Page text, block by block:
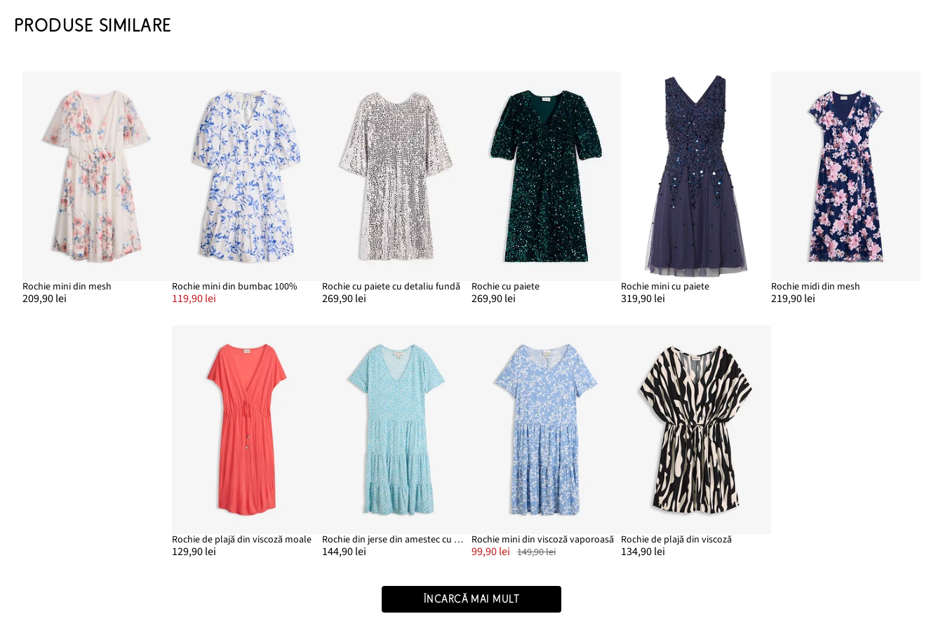
PRODUSE SIMILARE
Rochie mini din mesh
209,90 lei
Rochie mini din bumbac 100%
119,90 lei
Rochie cu paiete cu detaliu fundă
269,90 lei
Rochie cu paiete
269,90 lei
Rochie mini cu paiete
319,90 lei
Rochie midi din mesh
219,90 lei
Rochie de plajă din viscoză moale
129,90 lei
Rochie din jerse din amestec cu viscoză
144,90 lei
Rochie mini din viscoză vaporoasă
99,90 lei 149,90 lei
Rochie de plajă din viscoză
134,90 lei
ÎNCARCĂ MAI MULT